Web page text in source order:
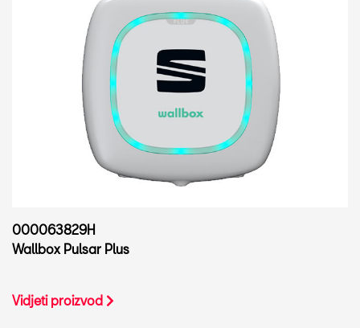
000063829H
Wallbox Pulsar Plus
Vidjeti proizvod